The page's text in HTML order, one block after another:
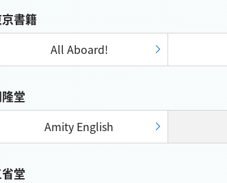
書籍
All Aboard!
堂
Amity English
堂